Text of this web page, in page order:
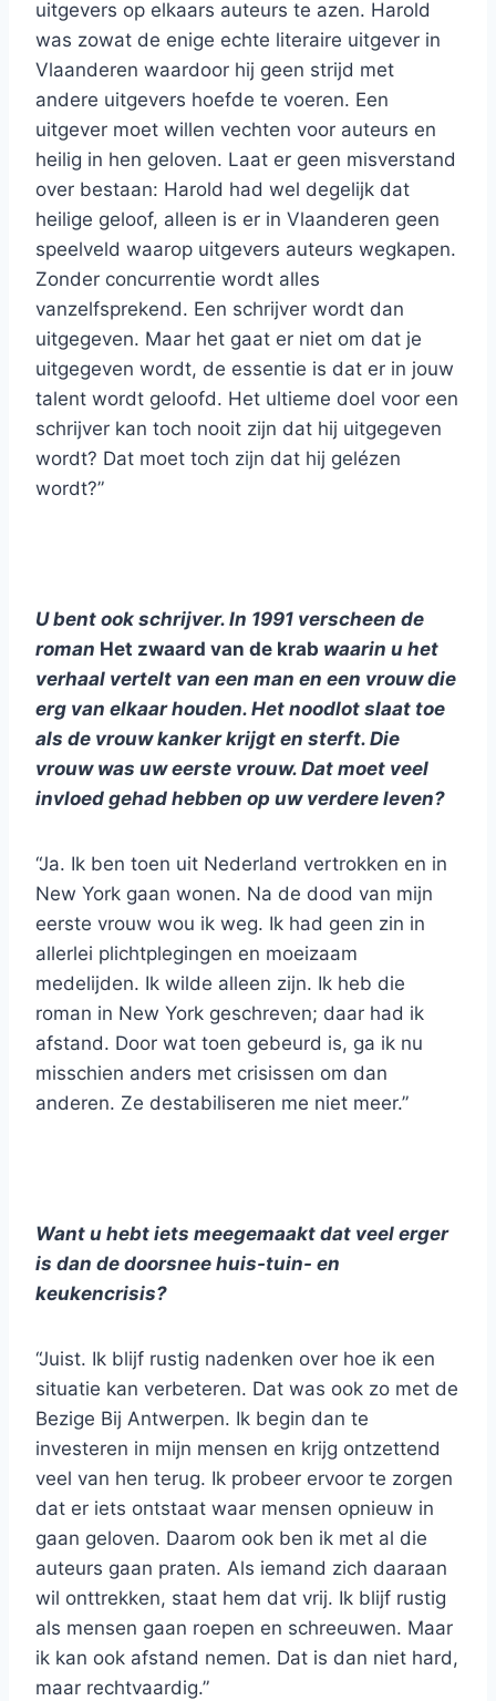
uitgevers op elkaars auteurs te azen. Harold
was zowat de enige echte literaire uitgever in
Vlaanderen waardoor hij geen strijd met
andere uitgevers hoefde te voeren. Een
uitgever moet willen vechten voor auteurs en
heilig in hen geloven. Laat er geen misverstand
over bestaan: Harold had wel degelijk dat
heilige geloof, alleen is er in Vlaanderen geen
speelveld waarop uitgevers auteurs wegkapen.
Zonder concurrentie wordt alles
vanzelfsprekend. Een schrijver wordt dan
uitgegeven. Maar het gaat er niet om dat je
uitgegeven wordt, de essentie is dat er in jouw
talent wordt geloofd. Het ultieme doel voor een
schrijver kan toch nooit zijn dat hij uitgegeven
wordt? Dat moet toch zijn dat hij gelézen
wordt?”
U bent ook schrijver. In 1991 verscheen de
roman Het zwaard van de krab waarin u het
verhaal vertelt van een man en een vrouw die
erg van elkaar houden. Het noodlot slaat toe
als de vrouw kanker krijgt en sterft. Die
vrouw was uw eerste vrouw. Dat moet veel
invloed gehad hebben op uw verdere leven?
“Ja. Ik ben toen uit Nederland vertrokken en in
New York gaan wonen. Na de dood van mijn
eerste vrouw wou ik weg. Ik had geen zin in
allerlei plichtplegingen en moeizaam
medelijden. Ik wilde alleen zijn. Ik heb die
roman in New York geschreven; daar had ik
afstand. Door wat toen gebeurd is, ga ik nu
misschien anders met crisissen om dan
anderen. Ze destabiliseren me niet meer.”
Want u hebt iets meegemaakt dat veel erger
is dan de doorsnee huis-tuin- en
keukencrisis?
“Juist. Ik blijf rustig nadenken over hoe ik een
situatie kan verbeteren. Dat was ook zo met de
Bezige Bij Antwerpen. Ik begin dan te
investeren in mijn mensen en krijg ontzettend
veel van hen terug. Ik probeer ervoor te zorgen
dat er iets ontstaat waar mensen opnieuw in
gaan geloven. Daarom ook ben ik met al die
auteurs gaan praten. Als iemand zich daaraan
wil onttrekken, staat hem dat vrij. Ik blijf rustig
als mensen gaan roepen en schreeuwen. Maar
ik kan ook afstand nemen. Dat is dan niet hard,
maar rechtvaardig.”